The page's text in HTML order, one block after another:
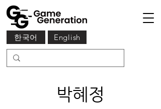
English
한국어
박혜정